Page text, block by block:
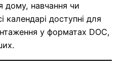
дому, навчання чи
календарі доступні для
у форматах DOC,